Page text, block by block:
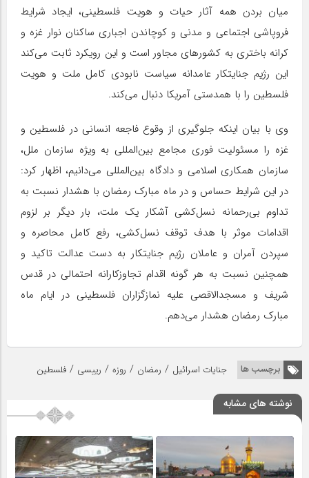
میان بردن همه آثار حیات و هویت فلسطینی، ایجاد شرایط
فروپاشی اجتماعی و مدنی و کوچاندن اجباری ساکنان نوار غزه و
کرانه باختری به کشورهای مجاور است و این رویکرد ثابت می‌کند
این رژیم جنایتکار عامدانه سیاست نابودی کامل ملت و هویت
فلسطین را با همدستی آمریکا دنبال می‌کند.
وی با بیان اینکه جلوگیری از وقوع فاجعه انسانی در فلسطین و
غزه را مسئولیت فوری مجامع بین‌المللی به ویژه سازمان ملل،
سازمان همکاری اسلامی و دادگاه بین‌المللی می‌دانیم، اظهار کرد:
در این شرایط حساس و در ماه مبارک رمضان با هشدار نسبت به
تداوم بی‌رحمانه نسل‌کشی آشکار یک ملت، بار دیگر بر لزوم
اقدامات موثر با هدف توقف نسل‌کشی، رفع کامل محاصره و
سپردن آمران و عاملان رژیم جنایتکار به دست عدالت تاکید و
همچنین نسبت به هر گونه اقدام تجاوزکارانه احتمالی در قدس
شریف و مسجدالاقصی علیه نمازگزاران فلسطینی در ایام ماه
مبارک رمضان هشدار می‌دهم.
برچسب ها جنایات اسرائیل / رمضان / روزه / رییسی / فلسطین
نوشته های مشابه